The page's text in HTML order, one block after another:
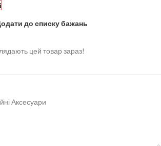
до списку бажань
цей товар зараз!
Аксесуари